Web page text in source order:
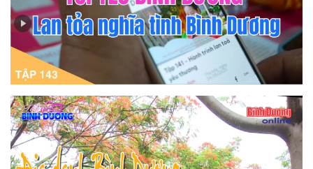
Tập 143 - Tôi yêu Bình Dương - Lan tỏa nghĩa tình Bình
Dương